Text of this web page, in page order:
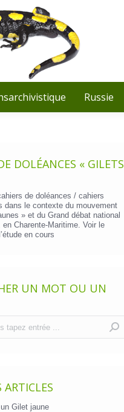
Recherche
:
Russie
DOLÉANCES « GILETS
de doléances / cahiers
dans le contexte du mouvement
» et du Grand débat national
en Charente-Maritime. Voir le
en cours
UN MOT OU UN
ARTICLES
Gilet jaune